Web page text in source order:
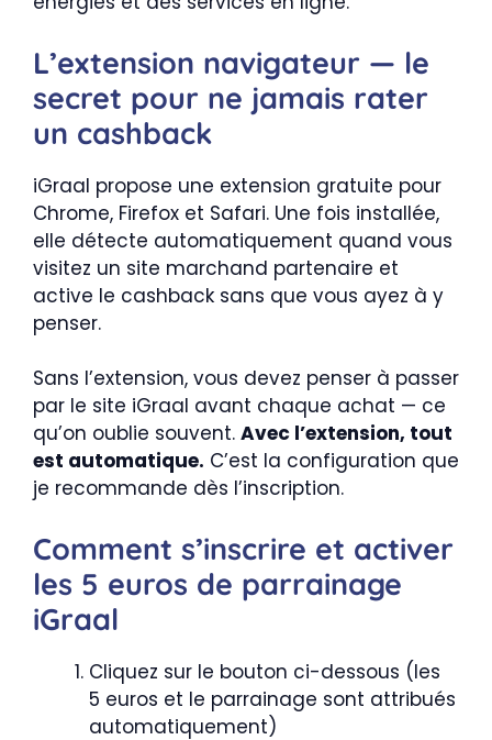
L’extension navigateur — le
secret pour ne jamais rater
un cashback
iGraal propose une extension gratuite pour
Chrome, Firefox et Safari. Une fois installée,
elle détecte automatiquement quand vous
visitez un site marchand partenaire et
active le cashback sans que vous ayez à y
penser.
Sans l’extension, vous devez penser à passer
par le site iGraal avant chaque achat — ce
qu’on oublie souvent. Avec l’extension, tout
est automatique. C’est la configuration que
je recommande dès l’inscription.
Comment s’inscrire et activer
les 5 euros de parrainage
iGraal
Cliquez sur le bouton ci-dessous (les
5 euros et le parrainage sont attribués
automatiquement)